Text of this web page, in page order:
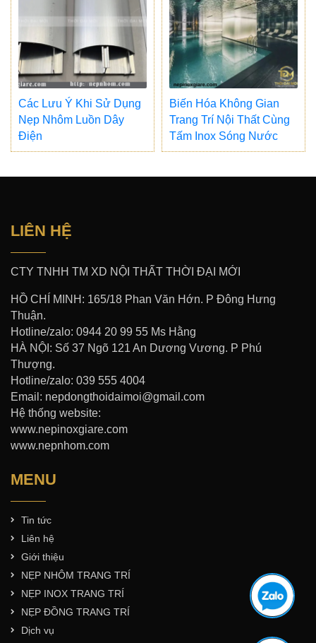
Các Lưu Ý Khi Sử Dụng
Nẹp Nhôm Luồn Dây
Điện
Biến Hóa Không Gian
Trang Trí Nội Thất Cùng
Tấm Inox Sóng Nước
LIÊN HỆ
CTY TNHH TM XD NỘI THẤT THỜI ĐẠI MỚI
HỒ CHÍ MINH: 165/18 Phan Văn Hớn. P Đông Hưng
Thuận.
Hotline/zalo: 0944 20 99 55 Ms Hằng
HÀ NỘI: Số 37 Ngõ 121 An Dương Vương. P Phú
Thượng.
Hotline/zalo: 039 555 4004
Email: nepdongthoidaimoi@gmail.com
Hệ thống website:
www.nepinoxgiare.com
www.nepnhom.com
MENU
Tin tức
Liên hệ
Giới thiệu
NẸP NHÔM TRANG TRÍ
NẸP INOX TRANG TRÍ
NẸP ĐỒNG TRANG TRÍ
Dịch vụ